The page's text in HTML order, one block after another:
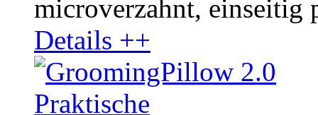
microverzahnt, einseitig
Details ++